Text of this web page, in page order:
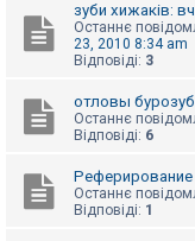
зуби хижаків:
Останнє
23, 2010 8:34 am
Відповіді: 3
отловы
Останнє
Відповіді: 6
Реферирование
Останнє
Відповіді: 1